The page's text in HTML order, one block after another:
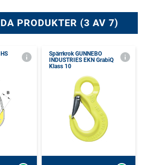
PRODUKTER (3 AV 7)
Spärrkrok GUNNEBO
INDUSTRIES EKN GrabiQ
Klass 10